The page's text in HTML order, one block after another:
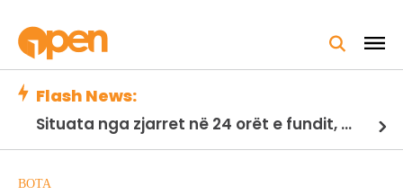
Flash News:
Situata nga zjarret në 24 orët e fundit, Ministria e Mbrojtjes: 21 vatra të shuara, 2 nën monitorim
BOTA